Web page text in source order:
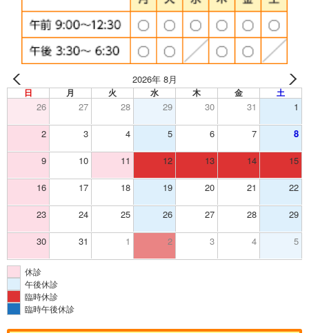
2026年 8月
日 月 火 水 木 金 土
26 27 28 29 30 31 1
2 3 4 5 6 7 8
9 10 11 12 13 14 15
16 17 18 19 20 21 22
23 24 25 26 27 28 29
30 31 1 2 3 4 5
休診
午後休診
臨時休診
臨時午後休診